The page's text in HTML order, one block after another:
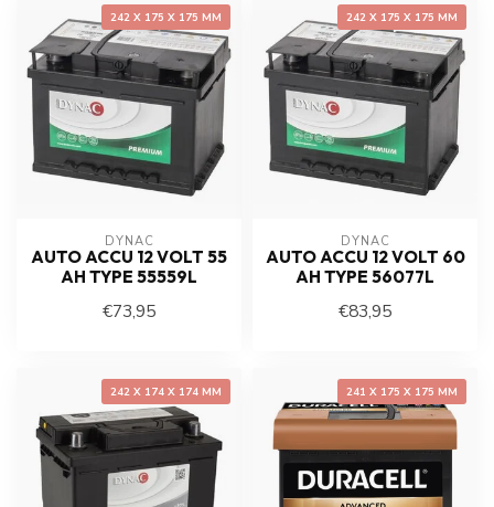
242 X 175 X 175 MM
DYNAC
AUTO ACCU 12 VOLT 55
AH TYPE 55559L
€73,95
242 X 175 X 175 MM
DYNAC
AUTO ACCU 12 VOLT 60
AH TYPE 56077L
€83,95
242 X 174 X 174 MM 241 X 175 X 175 MM